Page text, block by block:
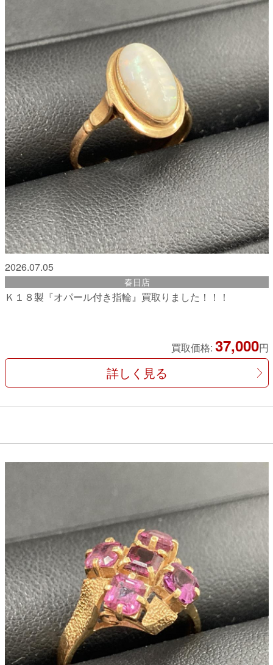
2026.07.05
春日店
Ｋ１８製『オパール付き指輪』買取りました！！！
買取価格: 37,000円
詳しく見る